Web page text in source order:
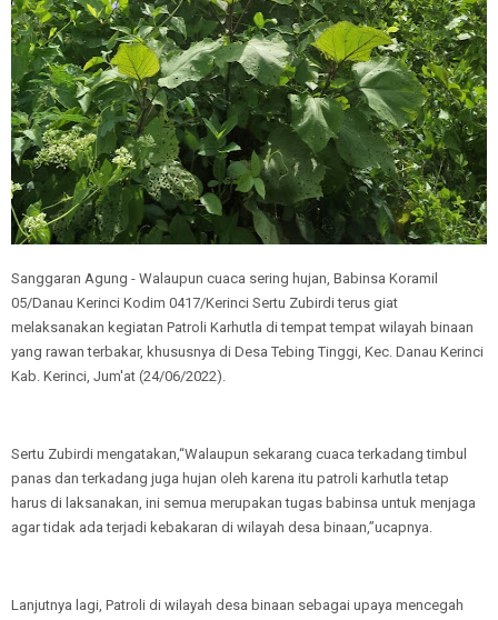
Sanggaran Agung - Walaupun cuaca sering hujan, Babinsa Koramil
05/Danau Kerinci Kodim 0417/Kerinci Sertu Zubirdi terus giat
melaksanakan kegiatan Patroli Karhutla di tempat tempat wilayah binaan
yang rawan terbakar, khususnya di Desa Tebing Tinggi, Kec. Danau Kerinci
Kab. Kerinci, Jum'at (24/06/2022).
Sertu Zubirdi mengatakan,“Walaupun sekarang cuaca terkadang timbul
panas dan terkadang juga hujan oleh karena itu patroli karhutla tetap
harus di laksanakan, ini semua merupakan tugas babinsa untuk menjaga
agar tidak ada terjadi kebakaran di wilayah desa binaan,”ucapnya.
Lanjutnya lagi, Patroli di wilayah desa binaan sebagai upaya mencegah